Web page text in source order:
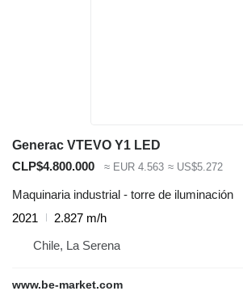
Generac VTEVO Y1 LED
CLP$4.800.000
≈ EUR 4.563 ≈ US$5.272
Maquinaria industrial - torre de iluminación
2021
2.827 m/h
Chile, La Serena
www.be-market.com